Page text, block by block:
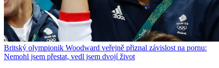
Britský olympionik Woodward veřejně přiznal závislost na pornu:
Nemohl jsem přestat, vedl jsem dvojí život